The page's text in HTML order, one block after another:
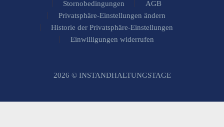
Stornobedingungen
AGB
Privatsphäre-Einstellungen ändern
Historie der Privatsphäre-Einstellungen
Einwilligungen widerrufen
2026 © INSTANDHALTUNGSTAGE